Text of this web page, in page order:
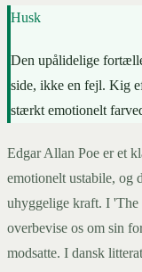
Husk
Den upålidelige
side, ikke en fejl. Kig
stærkt emotionelt
Edgar Allan Poe er et
emotionelt ustabile, og
uhyggelige kraft. I
overbevise os om sin
modsatte. I dansk